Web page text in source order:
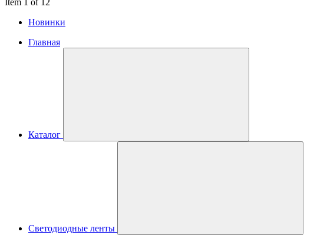
Item 1 of 12
Новинки
Главная
Каталог
Светодиодные ленты